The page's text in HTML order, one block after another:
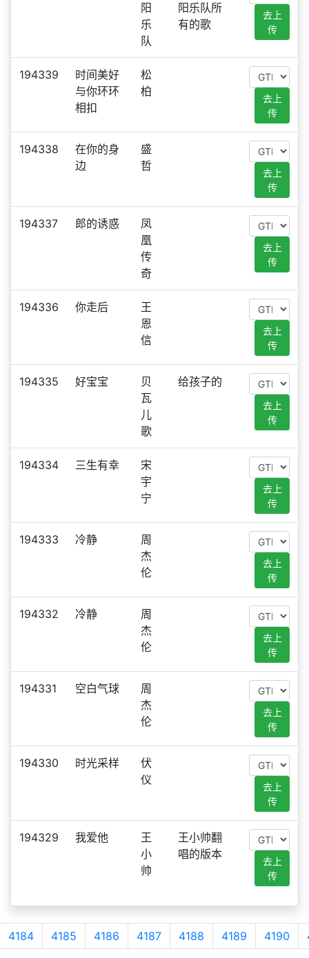
阳
乐
队
阳乐队所
有的歌
去上
传
194339
时间美好
与你环环
相扣
松
柏
去上
传
194338
在你的身
边
盛
哲
去上
传
194337 郎的诱惑
凤
凰
传
奇
去上
传
194336 你走后
王
恩
信
去上
传
194335 好宝宝
贝
瓦
儿
歌
给孩子的
去上
传
194334 三生有幸
宋
宇
宁
去上
传
194333 冷静
周
杰
伦
去上
传
194332 冷静
周
杰
伦
去上
传
194331 空白气球
周
杰
伦
去上
传
194330 时光采样
伏
仪
去上
传
194329 我爱他
王
小
帅
王小帅翻
唱的版本
去上
传
4184 4185 4186 4187 4188 4189 4190